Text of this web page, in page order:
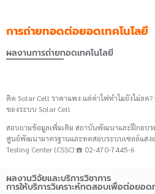
การถ่ายทอดต่อยอดเทคโนโลยี
ผลงานการถ่ายทอดเทคโนโลยี
ติด Solar Cell ราคาแพง แต่ค่าไฟทำไมยังไม่ลด
ของระบบ Solar Cell
สอบถามข้อมูลเพิ่มเติม สถาบันพัฒนาและฝึกอบ
ศูนย์พัฒนามาตรฐานและทดสอบระบบเซลล์แสงอา
Testing Center (CSSC) ☎️ 02-470-7445-6
ผลงานวิจัยและบริการวิชาการ
การให้บริการวิเคราะห์ทดสอบเพื่อต่อยอด